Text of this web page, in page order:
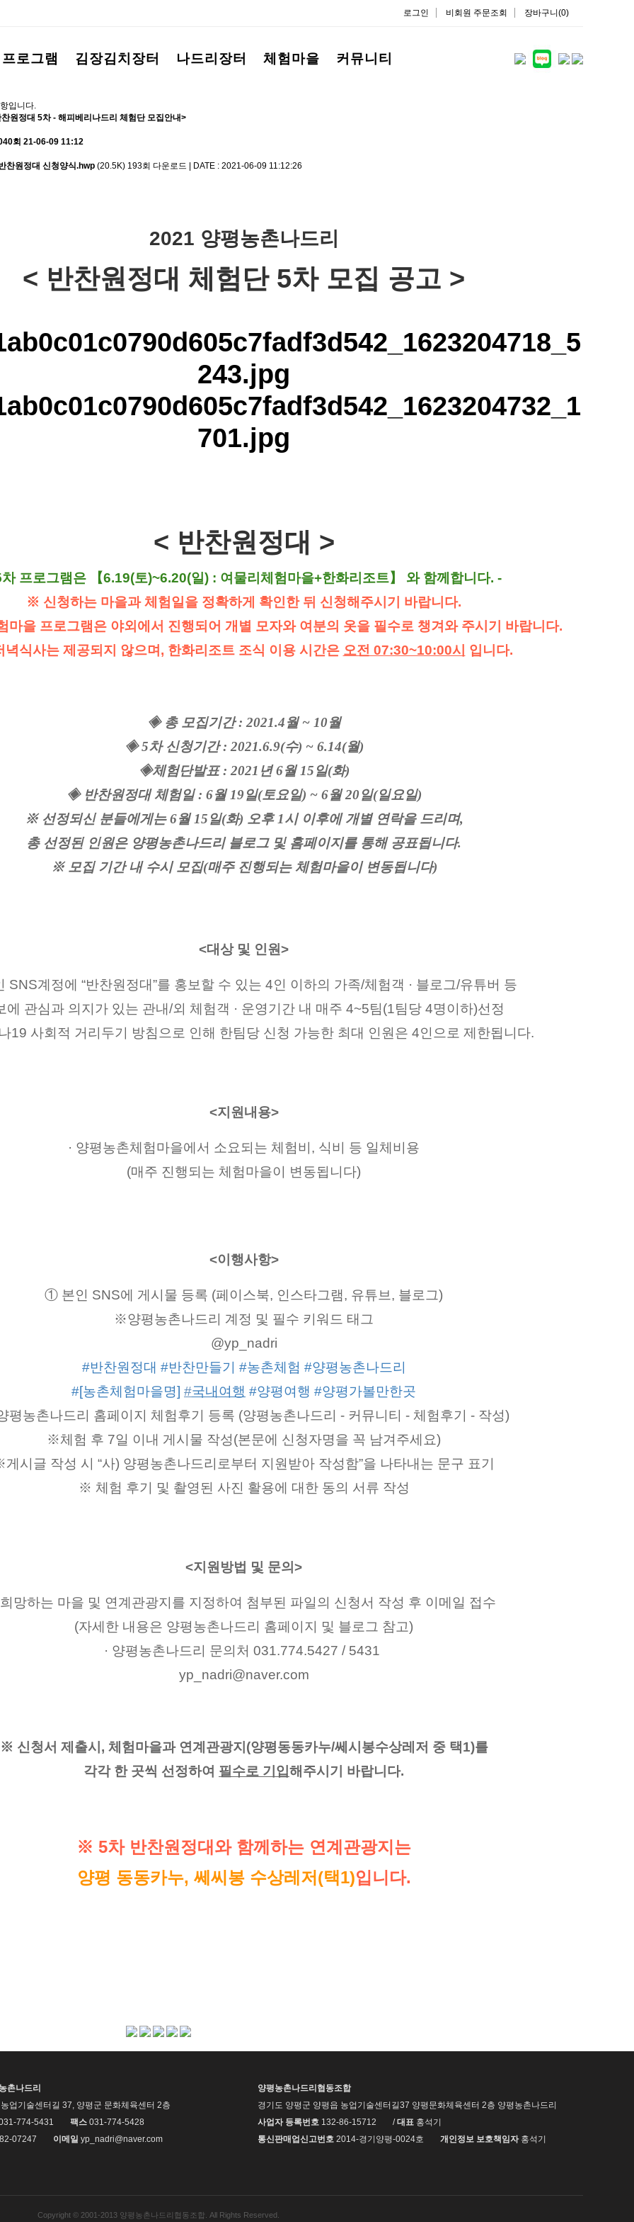
로그인 비회원 주문조회 장바구니(0)
로그램 김장김치장터 나드리장터 체험마을 커뮤니티
입니다.
원정대 5차 - 해피베리나드리 체험단 모집안내>
회 21-06-09 11:12
찬원정대 신청양식.hwp (20.5K) 193회 다운로드 | DATE : 2021-06-09 11:12:26
2021 양평농촌나드리
< 반찬원정대 체험단 5차 모집 공고 >
< 반찬원정대 >
프로그램은 【6.19(토)~6.20(일) : 여물리체험마을+한화리조트】 와 함께합니다. -
※ 신청하는 마을과 체험일을 정확하게 확인한 뒤 신청해주시기 바랍니다.
을 프로그램은 야외에서 진행되어 개별 모자와 여분의 옷을 필수로 챙겨와 주시기 바랍니다.
식사는 제공되지 않으며, 한화리조트 조식 이용 시간은 오전 07:30~10:00시 입니다.
◈ 총 모집기간 : 2021.4월 ~ 10월
◈ 5차 신청기간 : 2021.6.9(수) ~ 6.14(월)
◈체험단발표 : 2021년 6월 15일(화)
◈ 반찬원정대 체험일 : 6월 19일(토요일) ~ 6월 20일(일요일)
※ 선정되신 분들에게는 6월 15일(화) 오후 1시 이후에 개별 연락을 드리며,
총 선정된 인원은 양평농촌나드리 블로그 및 홈페이지를 통해 공표됩니다.
※ 모집 기간 내 수시 모집(매주 진행되는 체험마을이 변동됩니다)
<대상 및 인원>
SNS계정에 “반찬원정대”를 홍보할 수 있는 4인 이하의 가족/체험객 · 블로그/유튜버 등
에 관심과 의지가 있는 관내/외 체험객 · 운영기간 내 매주 4~5팀(1팀당 4명이하)선정
19 사회적 거리두기 방침으로 인해 한팀당 신청 가능한 최대 인원은 4인으로 제한됩니다.
<지원내용>
· 양평농촌체험마을에서 소요되는 체험비, 식비 등 일체비용
(매주 진행되는 체험마을이 변동됩니다)
<이행사항>
① 본인 SNS에 게시물 등록 (페이스북, 인스타그램, 유튜브, 블로그)
※양평농촌나드리 계정 및 필수 키워드 태그
@yp_nadri
#반찬원정대 #반찬만들기 #농촌체험 #양평농촌나드리
#[농촌체험마을명] #국내여행 #양평여행 #양평가볼만한곳
평농촌나드리 홈페이지 체험후기 등록 (양평농촌나드리 - 커뮤니티 - 체험후기 - 작성)
※체험 후 7일 이내 게시물 작성(본문에 신청자명을 꼭 남겨주세요)
시글 작성 시 “사) 양평농촌나드리로부터 지원받아 작성함”을 나타내는 문구 표기
※ 체험 후기 및 촬영된 사진 활용에 대한 동의 서류 작성
<지원방법 및 문의>
희망하는 마을 및 연계관광지를 지정하여 첨부된 파일의 신청서 작성 후 이메일 접수
(자세한 내용은 양평농촌나드리 홈페이지 및 블로그 참고)
· 양평농촌나드리 문의처 031.774.5427 / 5431
yp_nadri@naver.com
※ 신청서 제출시, 체험마을과 연계관광지(양평동동카누/쎄시봉수상레저 중 택1)를
각각 한 곳씩 선정하여 필수로 기입해주시기 바랍니다.
※ 5차 반찬원정대와 함께하는 연계관광지는
양평 동동카누, 쎄씨봉 수상레저(택1)입니다.
촌나드리
업기술센터길 37, 양평군 문화체육센터 2층
774-5431
팩스 031-774-5428
07247
이메일 yp_nadri@naver.com
양평농촌나드리협동조합
경기도 양평군 양평읍 농업기술센터길37 양평문화체육센터 2층 양평농촌나드리
사업자 등록번호 132-86-15712 /대표 홍석기
통신판매업신고번호 2014-경기양평-0024호 개인정보 보호책임자홍석기
Copyright © 2001-2013 양평농촌나드리협동조합. All Rights Reserved.